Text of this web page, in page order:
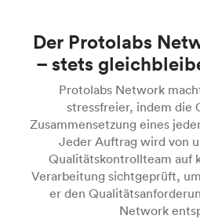
Der Protolabs
– stets
Protolabs Network
stressfreier, indem die
Zusammensetzung eines
Jeder Auftrag wird von
Qualitätskontrollteam auf
Verarbeitung sichtgeprüft,
er den
Network